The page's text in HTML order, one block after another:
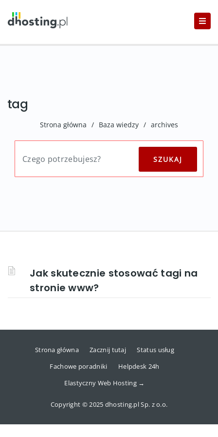
tag
Strona główna / Baza wiedzy / archives
Jak skutecznie stosować tagi na
stronie www?
Strona główna Zacznij tutaj
Status usług
Fachowe poradniki
Helpdesk 24h
Elastyczny Web Hosting →
Copyright © 2025 dhosting.pl Sp. z o.o.